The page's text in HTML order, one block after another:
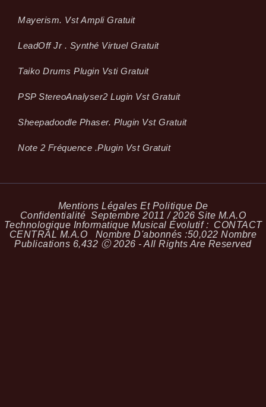
Mayerism. Vst Ampli Gratuit
LeadOff Jr . Synthé Virtuel Gratuit
Taiko Drums Plugin Vsti Gratuit
PSP StereoAnalyser2 Lugin Vst Gratuit
Sheepadoodle Phaser. Plugin Vst Gratuit
Note 2 Fréquence .plugin Vst Gratuit
Mentions Légales Et Politique De
Confidentialité Septembre 2011 / 2026 Site M.A.O
Technologique Informatique Musical Évolutif : CONTACT
CENTRAL M.A.O Nombre D'abonnés :50,022 Nombre
Publications 6,432 Ⓒ 2026 - All Rights Are Reserved